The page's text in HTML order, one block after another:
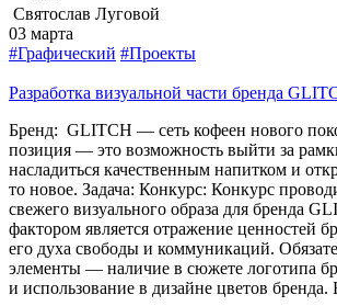
Святослав Луговой
03 марта
#Графический #Проекты
Разработка визуальной части бренда
Бренд: GLITCH — сеть кофеен нового
позиция — это возможность выйти за
насладиться качественным напитком и
то новое. Задача: Конкурс: Конкурс
свежего визуального образа для бренда
фактором является отражение ценностей
его духа свободы и коммуникаций.
элементы — наличие в сюжете логотипа
и использование в дизайне цветов